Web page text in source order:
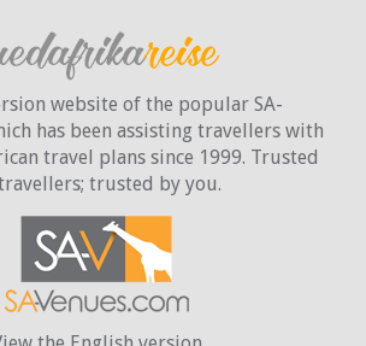
website of the popular SA-
has been assisting travellers with
travel plans since 1999. Trusted
trusted by you.